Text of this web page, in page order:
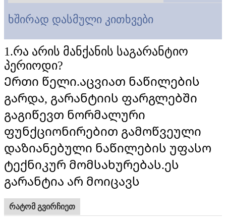
ხშირად დასმული კითხვები
1.რა არის მანქანის საგარანტიო
პერიოდი?
Ერთი წელი.აცვიათ ნაწილების
გარდა, გარანტიის ფარგლებში
გაგიწევთ ნორმალური
ფუნქციონირებით გამოწვეული
დაზიანებული ნაწილების უფასო
ტექნიკურ მომსახურებას.ეს
გარანტია არ მოიცავს
რატომ გვირჩიეთ